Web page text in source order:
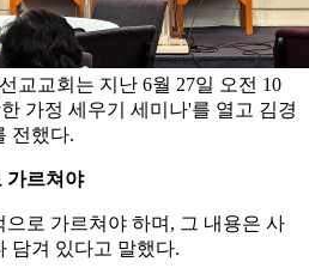
교교회는 지난 6월 27일 오전 10
가정 세우기 세미나'를 열고 김경
전했다.
가르쳐야
로 가르쳐야 하며, 그 내용은 사
담겨 있다고 말했다.